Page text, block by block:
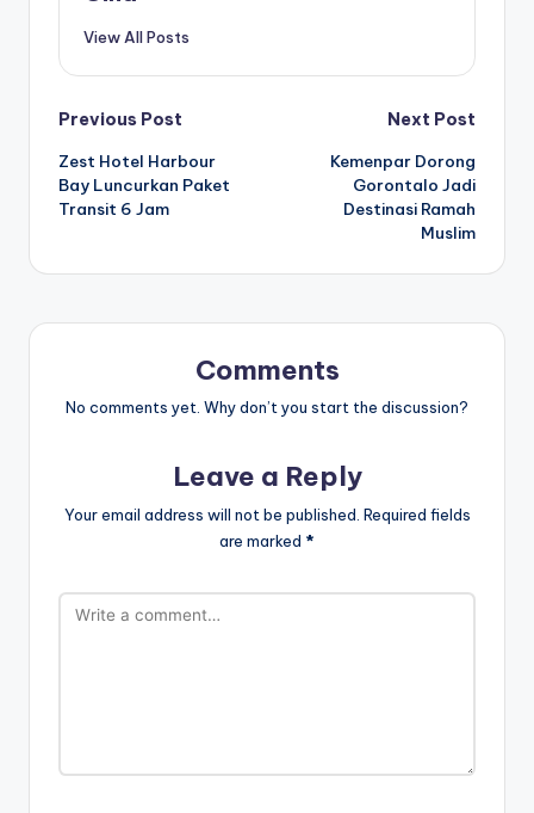
View All Posts
Post
navigation
Previous Post
Zest Hotel Harbour
Bay Luncurkan Paket
Transit 6 Jam
Next Post
Kemenpar Dorong
Gorontalo Jadi
Destinasi Ramah
Muslim
Comments
No comments yet. Why don’t you start the discussion?
Leave a Reply
Your email address will not be published. Required fields
are marked *